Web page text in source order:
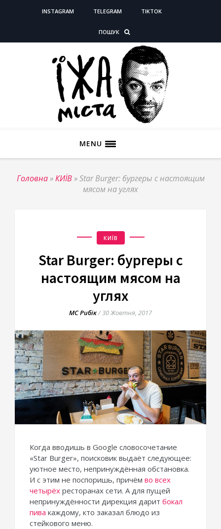
INSTAGRAM TELEGRAM TIKTOK
ПОШУК
MENU
Головна»КИЇВ»Star Burger: бургеры с настоящим
мясом на углях
КИЇВ
Star Burger: бургеры с
настоящим мясом на
углях
МС Рибік/30 Жовтня, 2017
Когда вводишь в Google словосочетание
«Star Burger», поисковик выдаёт следующее:
уютное место, непринуждённая обстановка.
И с этим не поспоришь, причём во всех
четырёх ресторанах сети. А для пущей
непринуждённости дирекция дарит бокал
пива каждому, кто заказал блюдо из
стейкового меню.